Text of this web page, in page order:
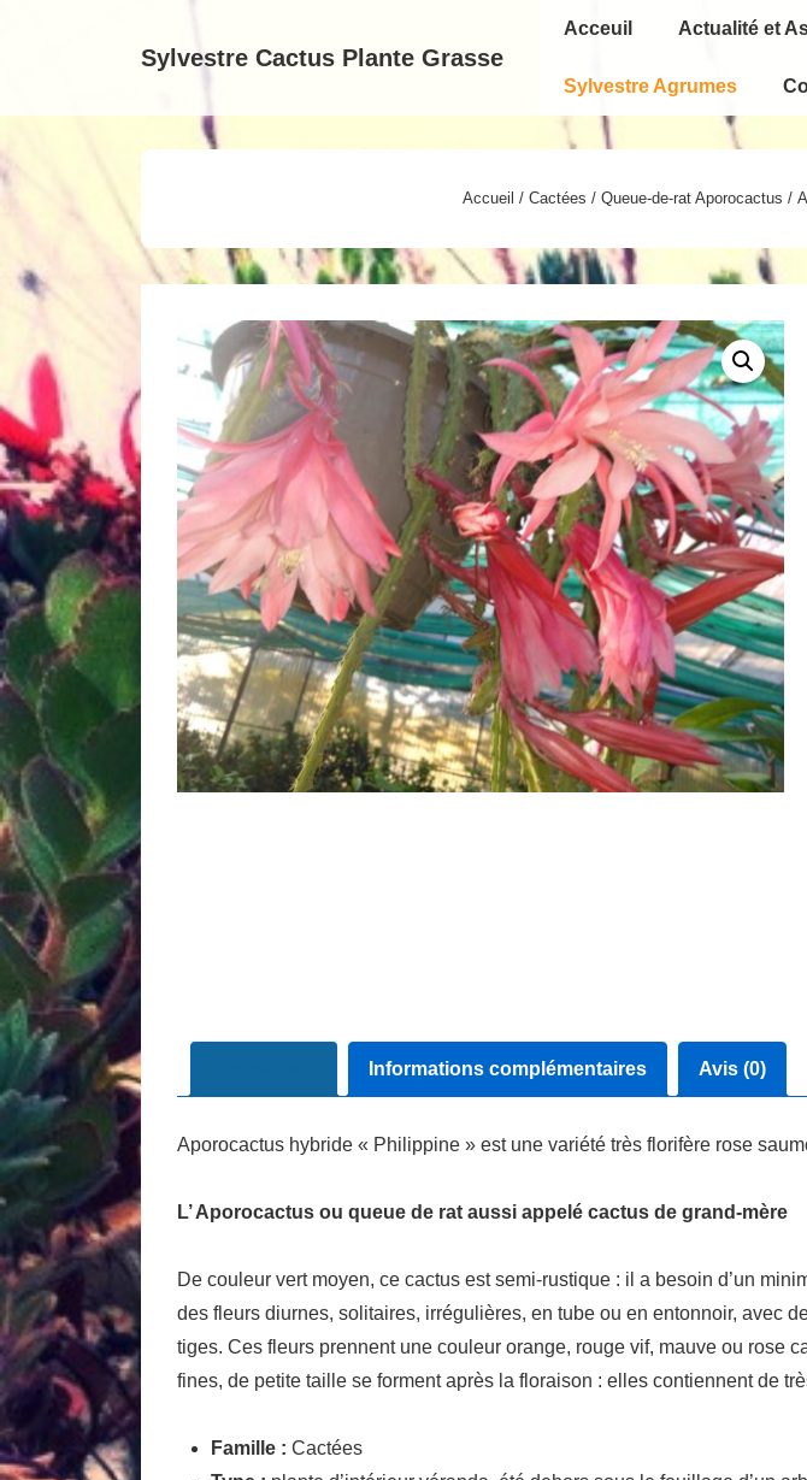
contenu
principal
Sylvestre Cactus Plante Grasse
Main
Acceuil Actualité et
Sylvestre Agrumes
Accueil / Cactées / Queue-de-rat Aporocactus /
Informations complémentaires Avis (0)
Aporocactus hybride « Philippine » est une variété très florifère rose
L’ Aporocactus ou queue de rat aussi appelé cactus de grand-mère
De couleur vert moyen, ce cactus est semi-rustique : il a besoin d’un
des fleurs diurnes, solitaires, irrégulières, en tube ou en entonnoir, avec
tiges. Ces fleurs prennent une couleur orange, rouge vif, mauve ou rose
fines, de petite taille se forment après la floraison : elles contiennent de
Famille : Cactées